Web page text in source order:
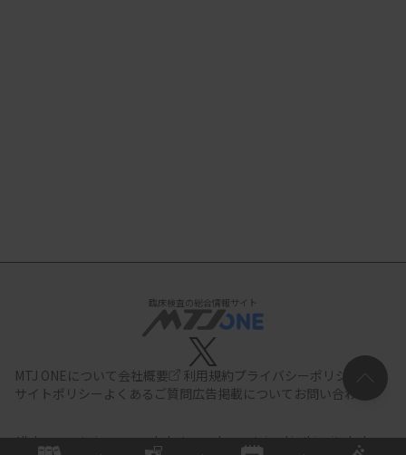
臨床検査の総合情報サイト
MTJ ONEについて会社概要 利用規約プライバシーポリシー
サイトポリシー よくあるご質問広告掲載について お問い合わせ
All documents,images and photographs contained in this site belong